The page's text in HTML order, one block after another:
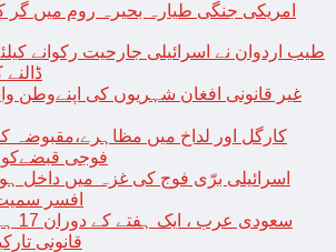
طیب اردوان نے اسرائیلی جارحیت رکوانے
ڈالنے
غیر قانونی افغان شہریوں کی اپنےوطن
کارگل اور لداخ میں مظاہرے،مقبوضہ
فوجی قبضےکو 76 سال مکمل
اسرائیلی برّی فوج کی غزہ میں داخل
افسر سمیت 5 فوجی
قانونی